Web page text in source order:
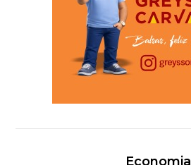
Economia